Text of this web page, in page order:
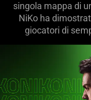
singola mappa di
NiKo ha
giocatori di